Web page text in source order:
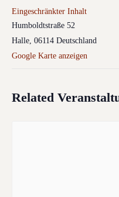
Eingeschränkter Inhalt
Humboldtstraße 52
Halle 06114 Deutschland
Google Karte anzeigen
Related